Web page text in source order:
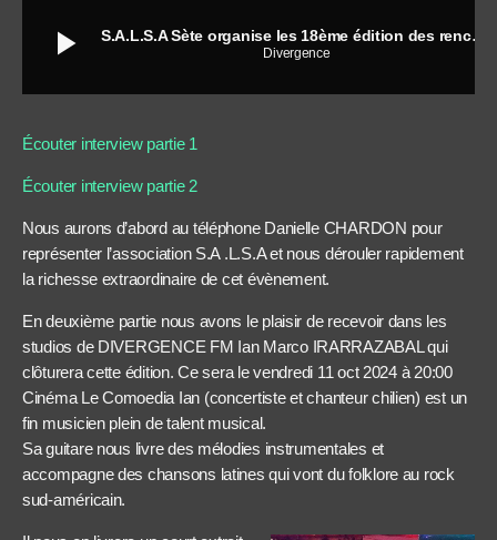
play_arrow S.A.L.S.A Sète organise les 18ème édition des rencontres de cinéma latino Du 5 au 11 octobre 2024.
Divergence
Écouter interview partie 1
Écouter interview partie 2
Nous aurons d’abord au téléphone Danielle CHARDON pour
représenter l’association S.A .L.S.A et nous dérouler rapidement
la richesse extraordinaire de cet évènement.
En deuxième partie nous avons le plaisir de recevoir dans les
studios de DIVERGENCE FM Ian Marco IRARRAZABAL qui
clôturera cette édition. Ce sera le vendredi 11 oct 2024 à 20:00
Cinéma Le Comoedia Ian (concertiste et chanteur chilien) est un
fin musicien plein de talent musical.
Sa guitare nous livre des mélodies instrumentales et
accompagne des chansons latines qui vont du folklore au rock
sud-américain.